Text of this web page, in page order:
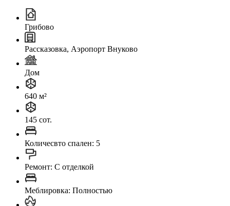
Грибово
Рассказовка, Аэропорт Внуково
Дом
640 м²
145 сот.
Количесвто спален: 5
Ремонт: C отделкой
Меблировка: Полностью